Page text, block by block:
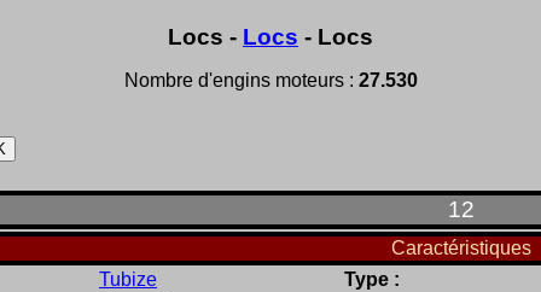
Locs - Locs - Locs
Nombre d'engins moteurs : 27.530
12
Caractéristiques
Tubize
Type :